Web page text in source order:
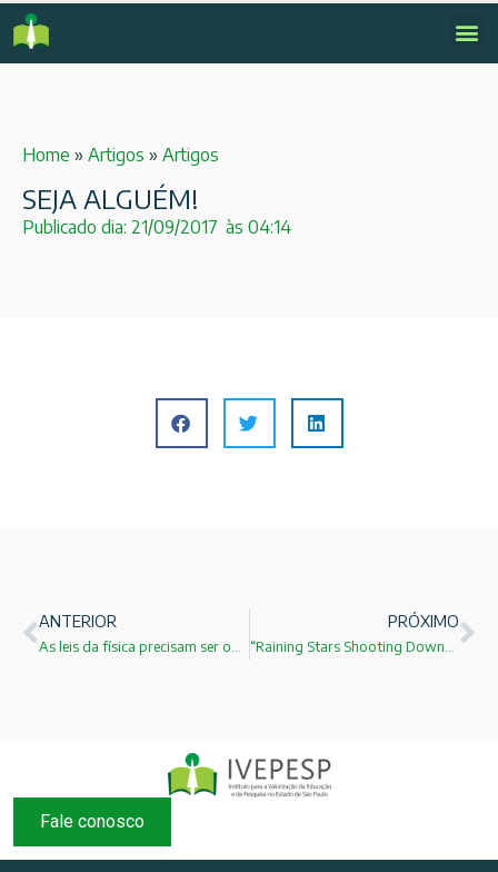
Home » Artigos » Artigos
SEJA ALGUÉM!
Publicado dia: 21/09/2017 às 04:14
ANTERIOR
As leis da física precisam ser obedecidas!
PRÓXIMO
“Raining Stars Shooting Down” e “Playing With The Moon” !
Fale conosco